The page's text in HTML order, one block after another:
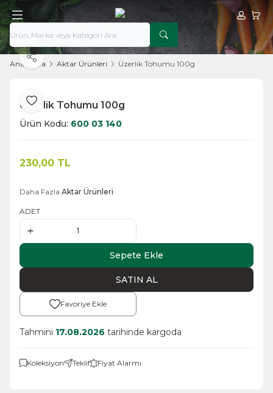
Hesabım
Ana Sayfa Aktar Ürünleri Üzerlik Tohumu 100g
Favoriye Ekle
Paylaş
Üzerlik Tohumu 100g
Ürün Kodu: 600 03 140
230,00 TL
Daha Fazla Aktar Ürünleri
ADET
Sepete Ekle
SATIN AL
Favoriye Ekle
Tahmini 17.08.2026 tarihinde kargoda
Koleksiyon Teklif Fiyat Alarmı